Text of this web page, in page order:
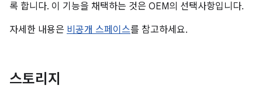
록 합니다. 이 기능을 채택하는 것은 OEM의 선택사항입니다.
자세한 내용은 비공개 스페이스를 참고하세요.
스토리지